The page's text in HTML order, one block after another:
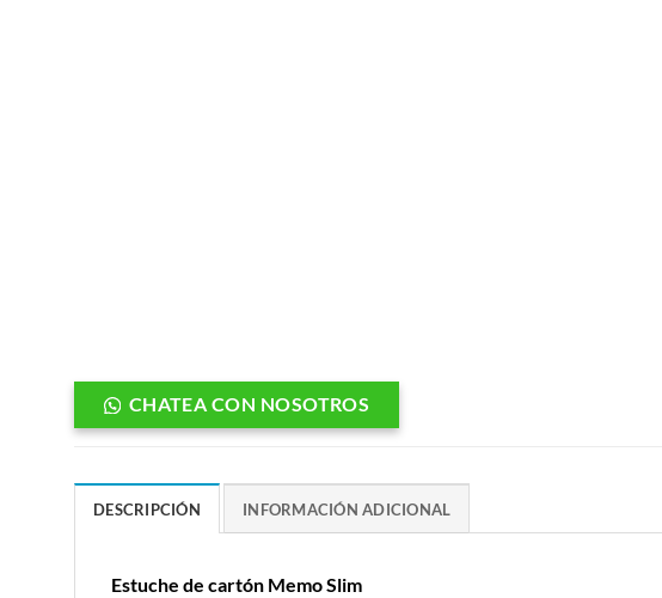
CHATEA CON NOSOTROS
DESCRIPCIÓN INFORMACIÓN ADICIONAL
Estuche de cartón Memo Slim